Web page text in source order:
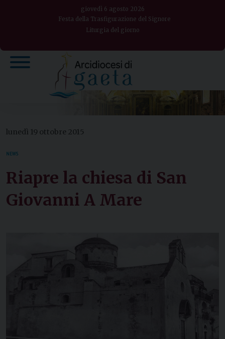
giovedì 6 agosto 2026
Festa della Trasfigurazione del Signore
Liturgia del giorno
lunedì 19 ottobre 2015
NEWS
Riapre la chiesa di San
Giovanni A Mare